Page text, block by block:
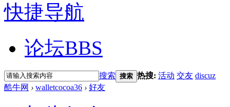
快捷导航
论坛BBS
搜索 搜索 热搜: 活动 交友 discuz
酷牛网 › walletcocoa36 › 好友